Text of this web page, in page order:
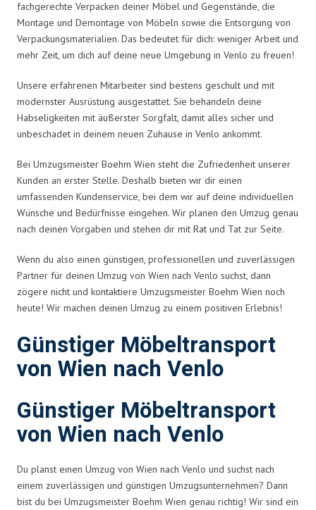
fachgerechte Verpacken deiner Möbel und Gegenstände, die
Montage und Demontage von Möbeln sowie die Entsorgung von
Verpackungsmaterialien. Das bedeutet für dich: weniger Arbeit und
mehr Zeit, um dich auf deine neue Umgebung in Venlo zu freuen!
Unsere erfahrenen Mitarbeiter sind bestens geschult und mit
modernster Ausrüstung ausgestattet. Sie behandeln deine
Habseligkeiten mit äußerster Sorgfalt, damit alles sicher und
unbeschadet in deinem neuen Zuhause in Venlo ankommt.
Bei Umzugsmeister Boehm Wien steht die Zufriedenheit unserer
Kunden an erster Stelle. Deshalb bieten wir dir einen
umfassenden Kundenservice, bei dem wir auf deine individuellen
Wünsche und Bedürfnisse eingehen. Wir planen den Umzug genau
nach deinen Vorgaben und stehen dir mit Rat und Tat zur Seite.
Wenn du also einen günstigen, professionellen und zuverlässigen
Partner für deinen Umzug von Wien nach Venlo suchst, dann
zögere nicht und kontaktiere Umzugsmeister Boehm Wien noch
heute! Wir machen deinen Umzug zu einem positiven Erlebnis!
Günstiger Möbeltransport
von Wien nach Venlo
Günstiger Möbeltransport
von Wien nach Venlo
Du planst einen Umzug von Wien nach Venlo und suchst nach
einem zuverlässigen und günstigen Umzugsunternehmen? Dann
bist du bei Umzugsmeister Boehm Wien genau richtig! Wir sind ein